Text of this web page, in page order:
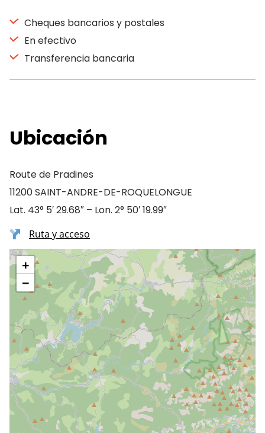
Cheques bancarios y postales
En efectivo
Transferencia bancaria
Ubicación
Route de Pradines
11200 SAINT-ANDRE-DE-ROQUELONGUE
Lat. 43° 5′ 29.68″ – Lon. 2° 50′ 19.99″
Ruta y acceso
+
−